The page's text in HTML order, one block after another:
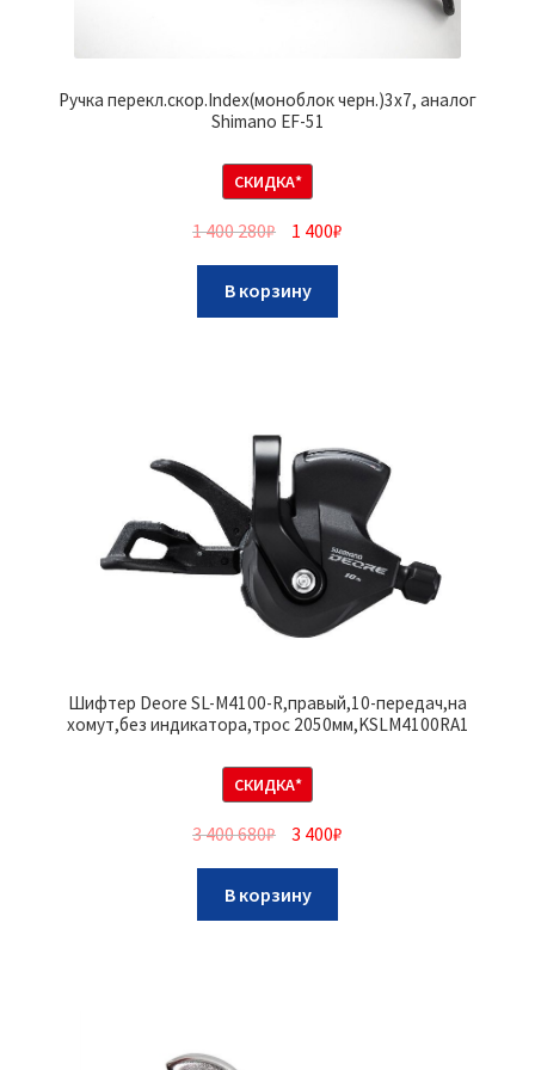
Ручка перекл.скор.Index(моноблок черн.)3х7, аналог
Shimano EF-51
СКИДКА*
1 400 280₽ 1 400₽
В корзину
Шифтер Deore SL-M4100-R,правый,10-передач,на
хомут,без индикатора,трос 2050мм,KSLM4100RA1
СКИДКА*
3 400 680₽ 3 400₽
В корзину